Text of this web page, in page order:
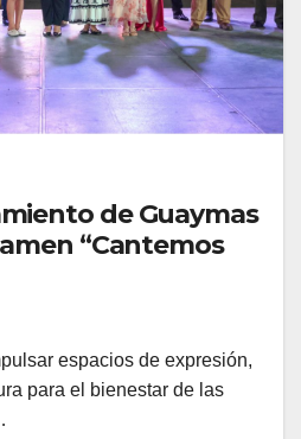
de Guaymas
“Cantemos
espacios de expresión,
para el bienestar de las